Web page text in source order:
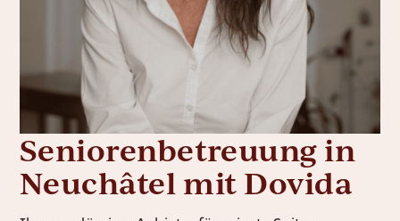
Seniorenbetreuung in
Neuchâtel mit Dovida